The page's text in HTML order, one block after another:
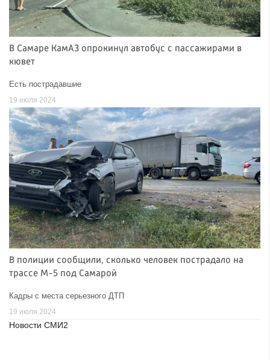
В Самаре КамАЗ опрокинул автобус с пассажирами в
кювет
Есть пострадавшие
19 июля 2024
В полиции сообщили, сколько человек пострадало на
трассе М-5 под Самарой
Кадры с места серьезного ДТП
19 июля 2024
Новости СМИ2